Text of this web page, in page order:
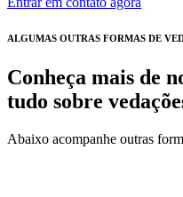
ALGUMAS OUTRAS FORMAS DE
Conheça mais de
tudo sobre
Abaixo acompanhe outras